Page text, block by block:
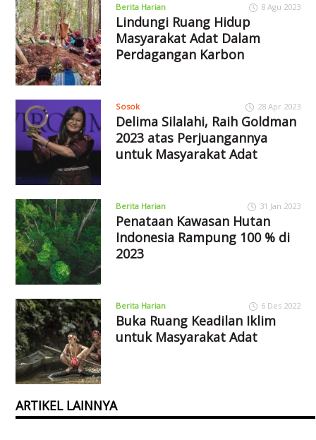
Berita Harian 8 Agu 2023
Lindungi Ruang Hidup
Masyarakat Adat Dalam
Perdagangan Karbon
Sosok 28 Apr 2023
Delima Silalahi, Raih Goldman
2023 atas Perjuangannya
untuk Masyarakat Adat
Berita Harian 31 Jan 2023
Penataan Kawasan Hutan
Indonesia Rampung 100 % di
2023
Berita Harian 6 Des 2022
Buka Ruang Keadilan Iklim
untuk Masyarakat Adat
ARTIKEL LAINNYA